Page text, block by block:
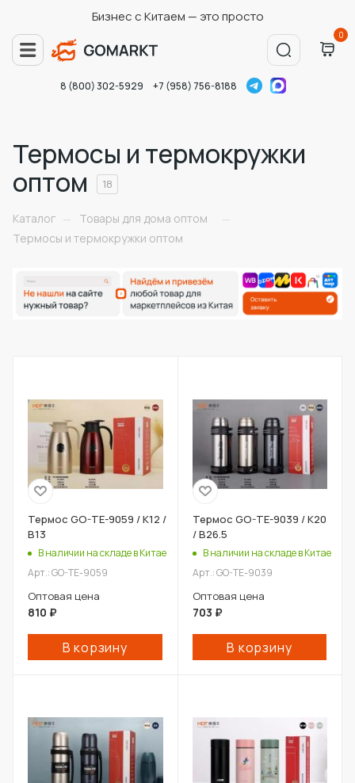
Бизнес с Китаем — это просто
0
8 (800) 302-5929 +7 (958) 756-8188
Термосы и термокружки
оптом
18
Каталог — Товары для дома оптом
—
Термосы и термокружки оптом
Термос GO-TE-9059 / К12 /
В13
В наличии на складе в Китае
Арт.: GO-TE-9059
Оптовая цена
810 ₽
В корзину
Термос GO-TE-9039 / К20
/ В26.5
В наличии на складе в Китае
Арт.: GO-TE-9039
Оптовая цена
703 ₽
В корзину